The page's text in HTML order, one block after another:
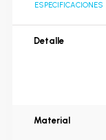
ESPECIFICACIONES
Detalle
Material